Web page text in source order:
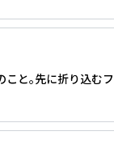
こと｡先に折り込む